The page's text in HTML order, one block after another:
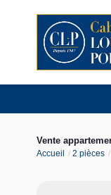
Vente
Accueil 2 pièces